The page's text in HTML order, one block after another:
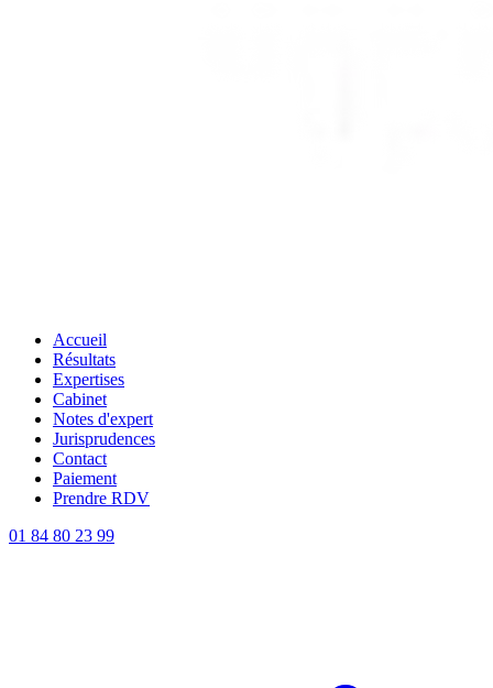
Accueil
Résultats
Expertises
Cabinet
Notes d'expert
Jurisprudences
Contact
Paiement
Prendre RDV
01 84 80 23 99